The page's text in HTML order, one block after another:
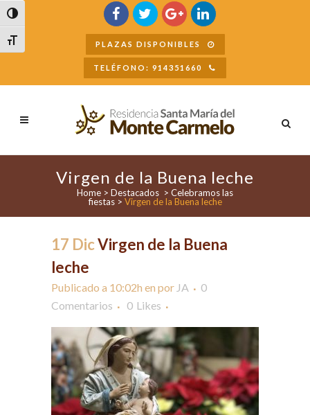
Alternar alto contraste
Alternar tamaño de letra
Buscar
PLAZAS DISPONIBLES
TELÉFONO: 914351660
Virgen de la Buena leche
Home > Destacados > Celebramos las
fiestas> Virgen de la Buena leche
17 DicVirgen de la Buena
leche
Publicado a 10:02h en por JA
0
Comentarios
0 Likes